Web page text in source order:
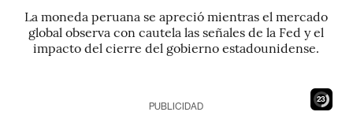
La moneda peruana se apreció mientras el mercado
global observa con cautela las señales de la Fed y el
impacto del cierre del gobierno estadounidense.
21
PUBLICIDAD